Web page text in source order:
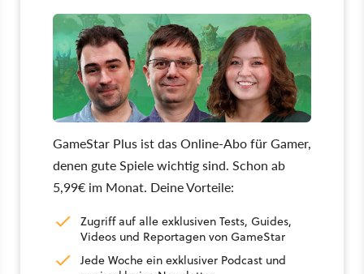
GameStar Plus ist das Online-Abo für Gamer,
denen gute Spiele wichtig sind. Schon ab
5,99€ im Monat. Deine Vorteile:
Zugriff auf alle exklusiven Tests, Guides,
Videos und Reportagen von GameStar
Jede Woche ein exklusiver Podcast und